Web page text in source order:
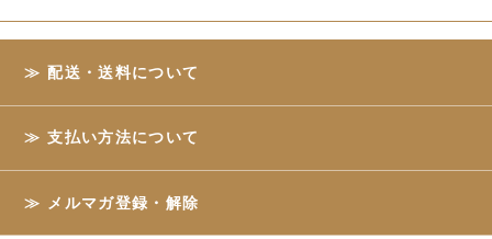
配送・送料について
支払い方法について
メルマガ登録・解除